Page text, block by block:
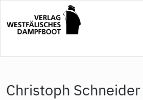
Inhalt
Christoph Schneider